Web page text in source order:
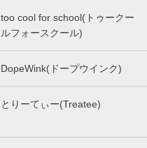
too cool for school(トゥークー
ルフォースクール)
DopeWink(ドープウインク)
とりーてぃー(Treatee)